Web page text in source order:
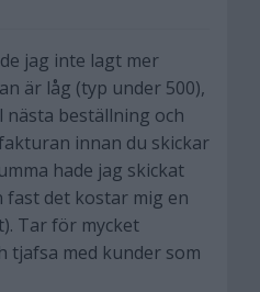
jag inte lagt mer
är låg (typ under 500),
beställning och
innan du skickar
hade jag skickat
fast det kostar mig en
Tar för mycket
tjafsa med kunder som